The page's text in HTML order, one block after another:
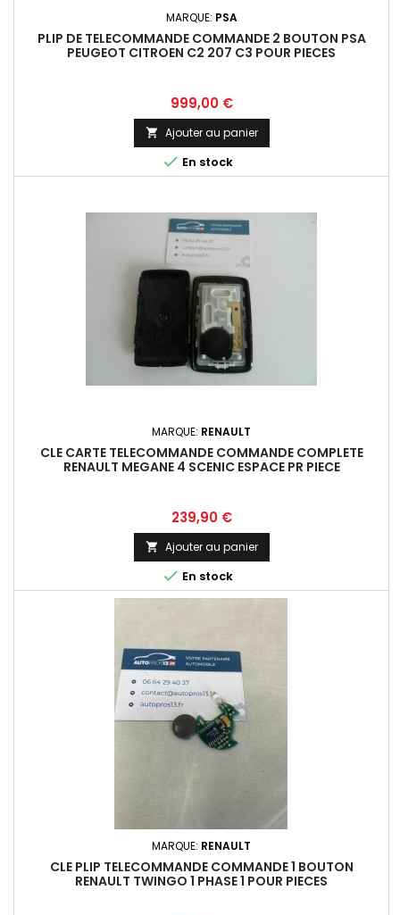
MARQUE: PSA
PLIP DE TELECOMMANDE COMMANDE 2 BOUTON PSA
PEUGEOT CITROEN C2 207 C3 POUR PIECES
Prix
999,00 €
 Ajouter au panier
 En stock
MARQUE: RENAULT
CLE CARTE TELECOMMANDE COMMANDE COMPLETE
RENAULT MEGANE 4 SCENIC ESPACE PR PIECE
Prix
239,90 €
 Ajouter au panier
 En stock
MARQUE: RENAULT
CLE PLIP TELECOMMANDE COMMANDE 1 BOUTON
RENAULT TWINGO 1 PHASE 1 POUR PIECES